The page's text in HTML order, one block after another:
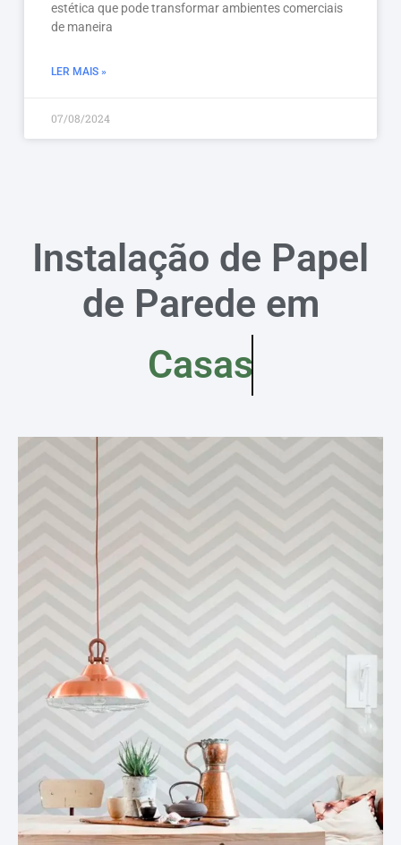
estética que pode transformar ambientes comerciais
de maneira
LER MAIS »
07/08/2024
Instalação de Papel
de Parede em
Casas